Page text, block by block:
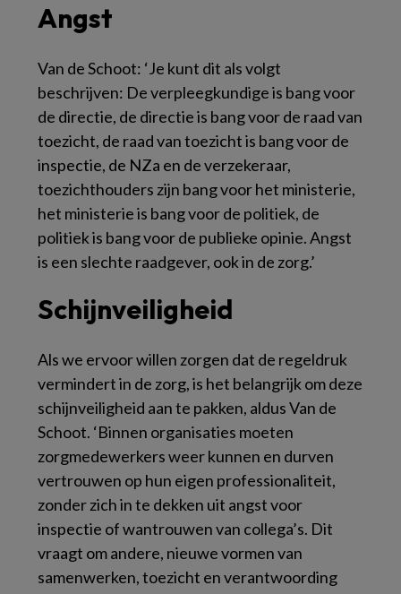
Angst
Van de Schoot: ‘Je kunt dit als volgt
beschrijven: De verpleegkundige is bang voor
de directie, de directie is bang voor de raad van
toezicht, de raad van toezicht is bang voor de
inspectie, de NZa en de verzekeraar,
toezichthouders zijn bang voor het ministerie,
het ministerie is bang voor de politiek, de
politiek is bang voor de publieke opinie. Angst
is een slechte raadgever, ook in de zorg.’
Schijnveiligheid
Als we ervoor willen zorgen dat de regeldruk
vermindert in de zorg, is het belangrijk om deze
schijnveiligheid aan te pakken, aldus Van de
Schoot. ‘Binnen organisaties moeten
zorgmedewerkers weer kunnen en durven
vertrouwen op hun eigen professionaliteit,
zonder zich in te dekken uit angst voor
inspectie of wantrouwen van collega’s. Dit
vraagt om andere, nieuwe vormen van
samenwerken, toezicht en verantwoording